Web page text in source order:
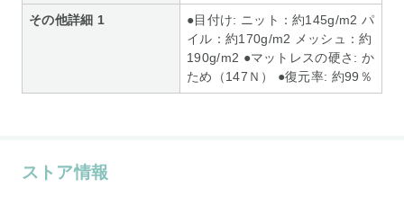
その他詳細 1
●目付け: ニット：約145g/m2 パ
イル：約170g/m2 メッシュ：約
190g/m2 ●マットレスの硬さ: か
ため（147Ｎ） ●復元率: 約99％
ストア情報